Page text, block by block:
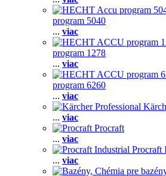
program 5040
... viac
program 1278
... viac
program 6260
... viac
... viac
Procraft
... viac
Procraft
... viac